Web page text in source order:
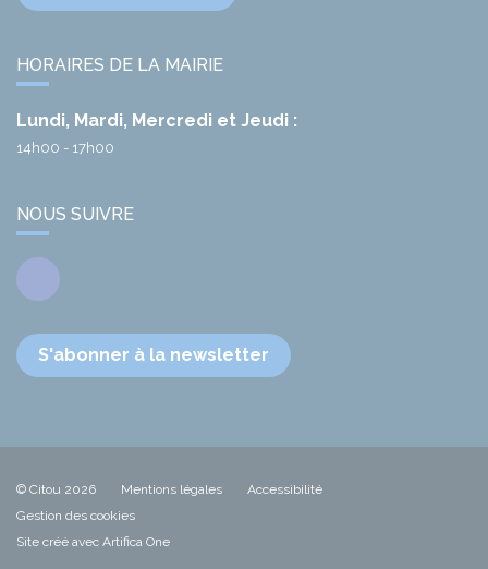
HORAIRES DE LA MAIRIE
Lundi, Mardi, Mercredi et Jeudi :
14h00 - 17h00
NOUS SUIVRE
Facebook
S'abonner à la newsletter
© Citou 2026 Mentions légales
Accessibilité
Gestion des cookies
Site créé avec Artifica One